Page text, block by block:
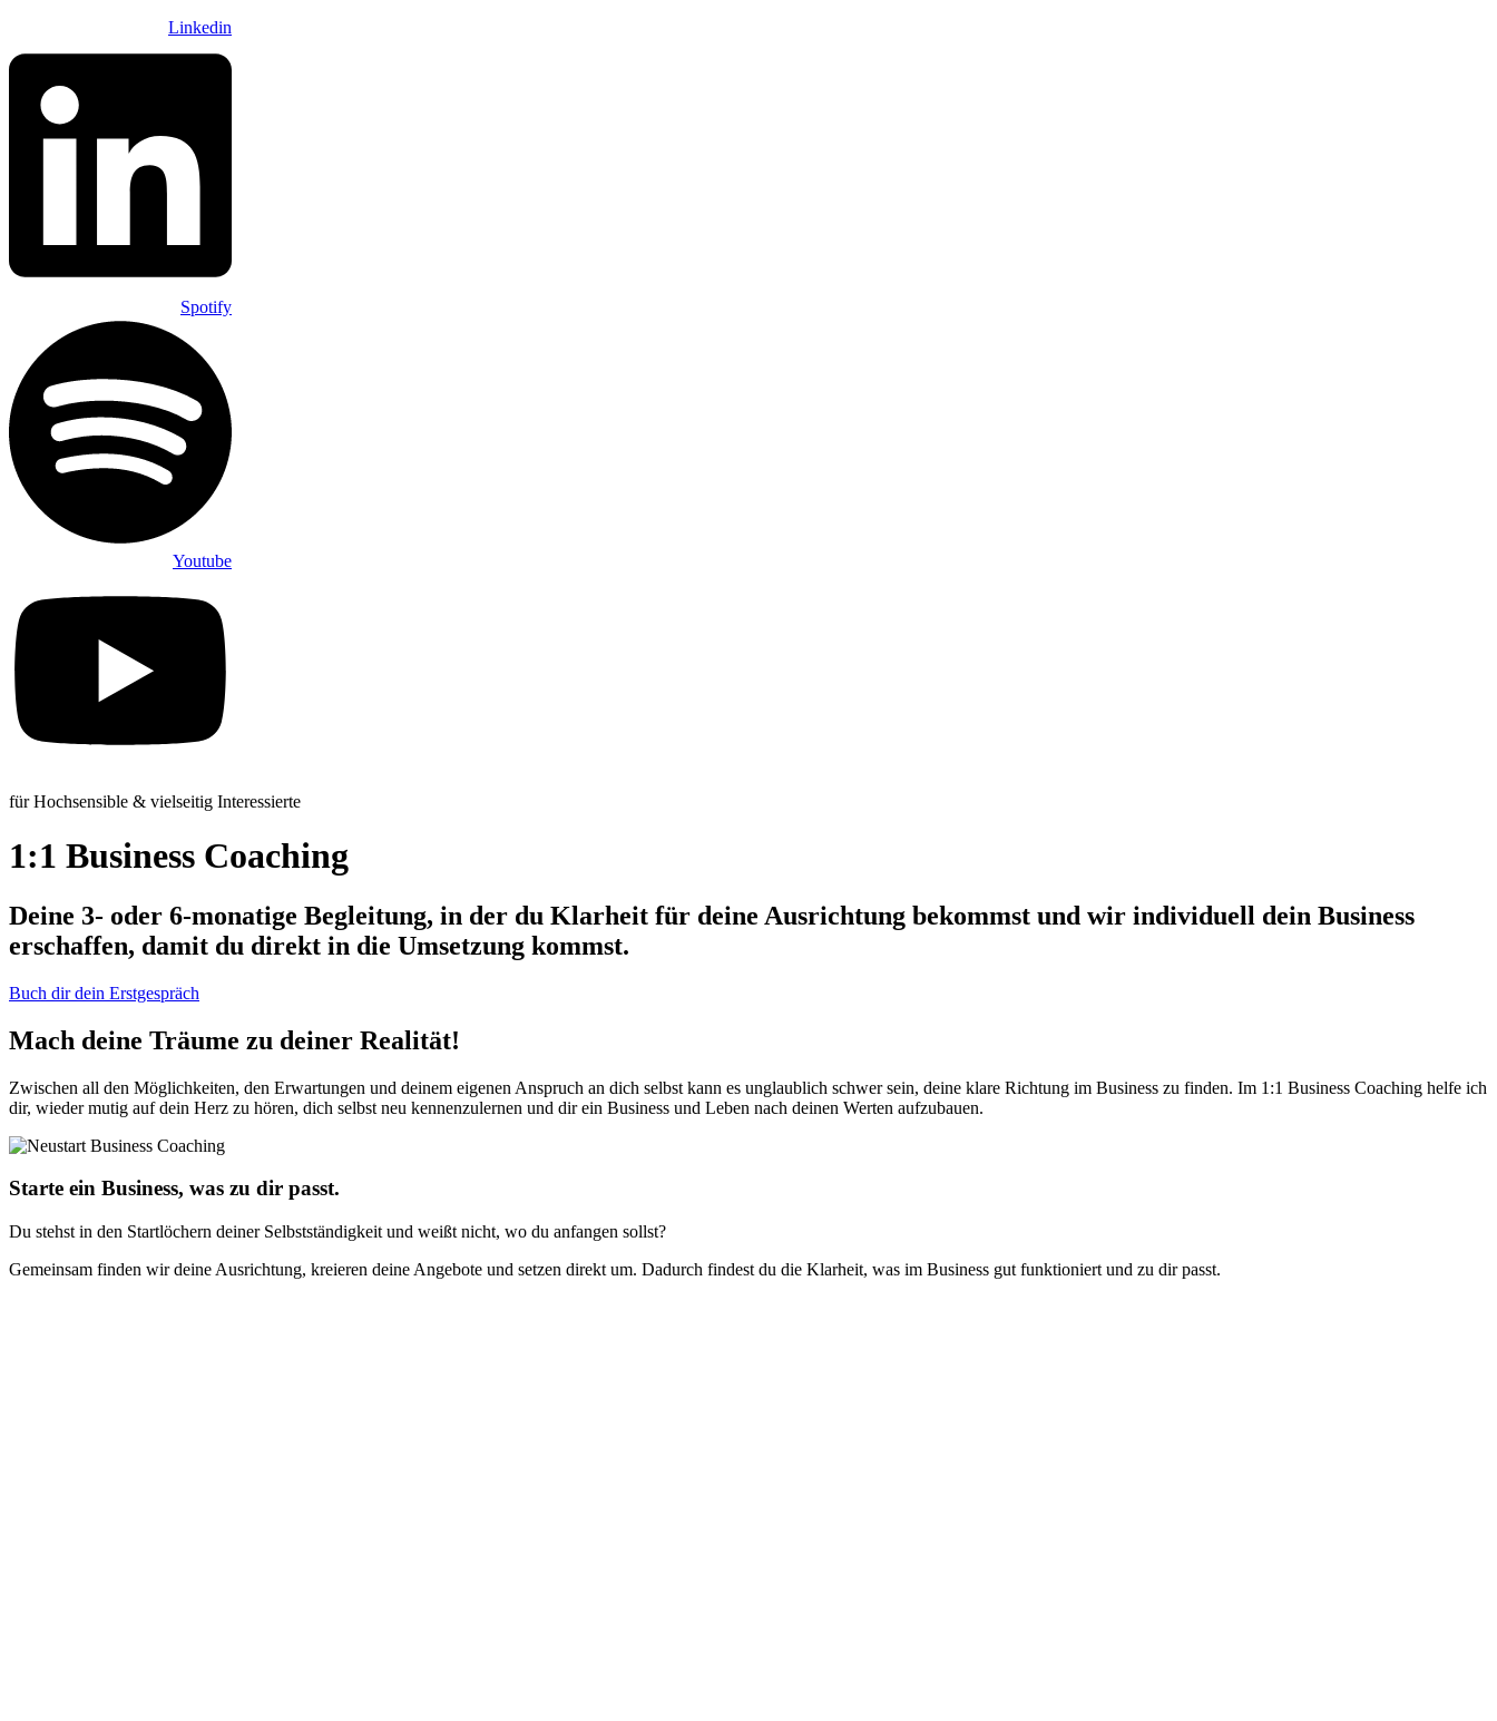
Linkedin
Spotify
Youtube
für Hochsensible & vielseitig Interessierte
1:1 Business Coaching
Deine 3- oder 6-monatige Begleitung, in der du Klarheit für deine Ausrichtung bekommst und wir individuell dein Business
erschaffen, damit du direkt in die Umsetzung kommst.
Buch dir dein Erstgespräch
Mach deine Träume zu deiner Realität!
Zwischen all den Möglichkeiten, den Erwartungen und deinem eigenen Anspruch an dich selbst kann es unglaublich schwer sein, deine klare Richtung im Business zu finden. Im 1:1 Business Coaching helfe ich
dir, wieder mutig auf dein Herz zu hören, dich selbst neu kennenzulernen und dir ein Business und Leben nach deinen Werten aufzubauen.
Starte ein Business, was zu dir passt.
Du stehst in den Startlöchern deiner Selbstständigkeit und weißt nicht, wo du anfangen sollst?
Gemeinsam finden wir deine Ausrichtung, kreieren deine Angebote und setzen direkt um. Dadurch findest du die Klarheit, was im Business gut funktioniert und zu dir passt.